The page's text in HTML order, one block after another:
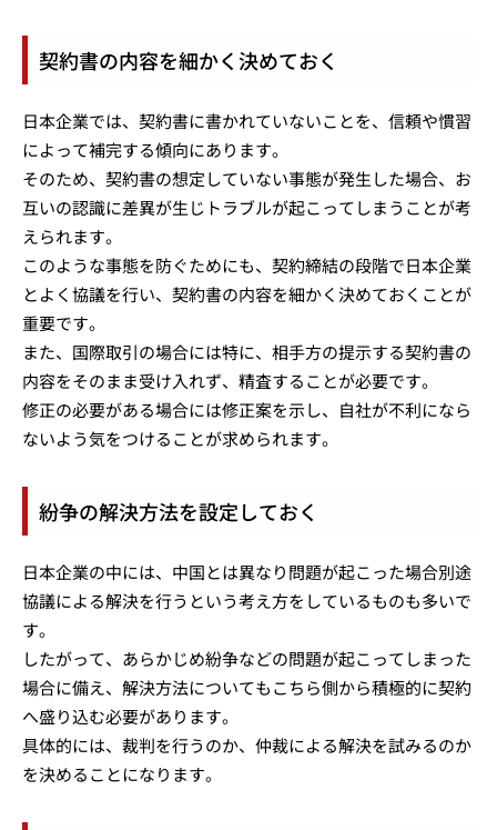
契約書の内容を細かく決めておく
日本企業では、契約書に書かれていないことを、信頼や慣習
によって補完する傾向にあります。
そのため、契約書の想定していない事態が発生した場合、お
互いの認識に差異が生じトラブルが起こってしまうことが考
えられます。
このような事態を防ぐためにも、契約締結の段階で日本企業
とよく協議を行い、契約書の内容を細かく決めておくことが
重要です。
また、国際取引の場合には特に、相手方の提示する契約書の
内容をそのまま受け入れず、精査することが必要です。
修正の必要がある場合には修正案を示し、自社が不利になら
ないよう気をつけることが求められます。
紛争の解決方法を設定しておく
日本企業の中には、中国とは異なり問題が起こった場合別途
協議による解決を行うという考え方をしているものも多いで
す。
したがって、あらかじめ紛争などの問題が起こってしまった
場合に備え、解決方法についてもこちら側から積極的に契約
へ盛り込む必要があります。
具体的には、裁判を行うのか、仲裁による解決を試みるのか
を決めることになります。